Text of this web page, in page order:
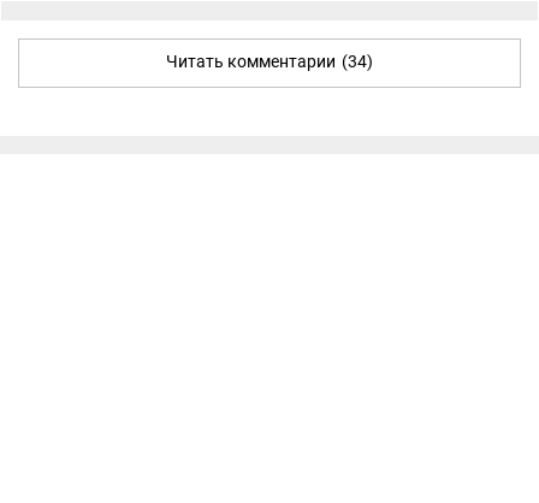
Читать комментарии (34)